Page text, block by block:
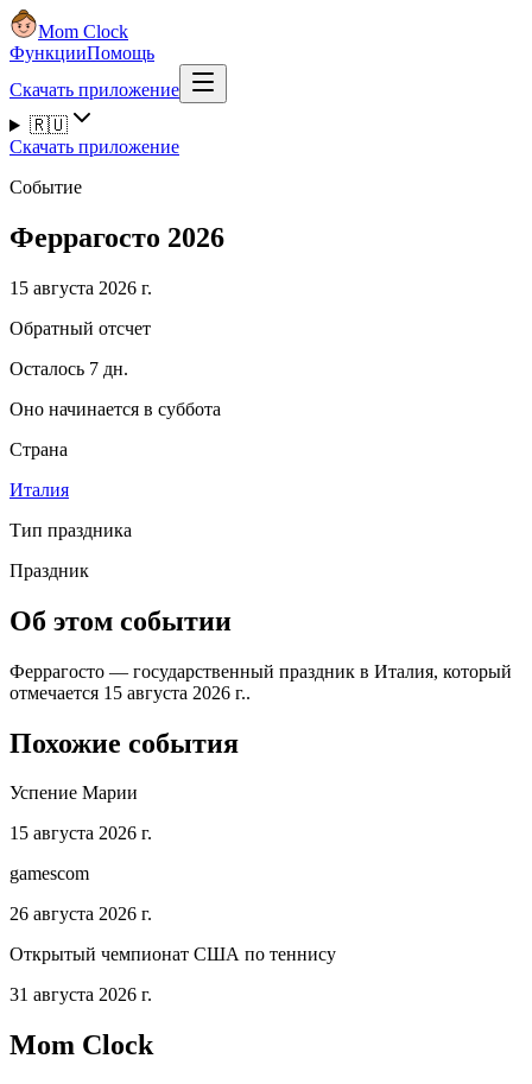
Mom Clock
ФункцииПомощь
Скачать приложение
🇷🇺
Скачать приложение
Событие
Феррагосто 2026
15 августа 2026 г.
Обратный отсчет
Осталось 7 дн.
Оно начинается в суббота
Страна
Италия
Тип праздника
Праздник
Об этом событии
Феррагосто — государственный праздник в Италия, который
отмечается 15 августа 2026 г..
Похожие события
Успение Марии
15 августа 2026 г.
gamescom
26 августа 2026 г.
Открытый чемпионат США по теннису
31 августа 2026 г.
Mom Clock